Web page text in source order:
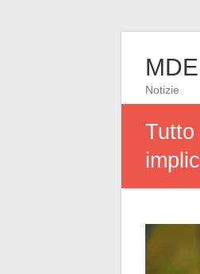
Notizie
Tutto